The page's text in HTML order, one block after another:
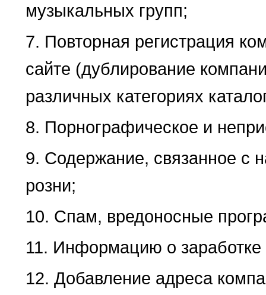
музыкальных групп;
7. Повторная регистрация
сайте (дублирование
различных категориях
8. Порнографическое и
9. Содержание, связанное с
розни;
10. Спам, вредоносные
11. Информацию о заработке
12. Добавление адреса